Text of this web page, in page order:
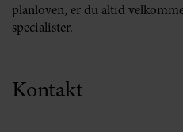
planloven, er du altid
specialister.
Kontakt